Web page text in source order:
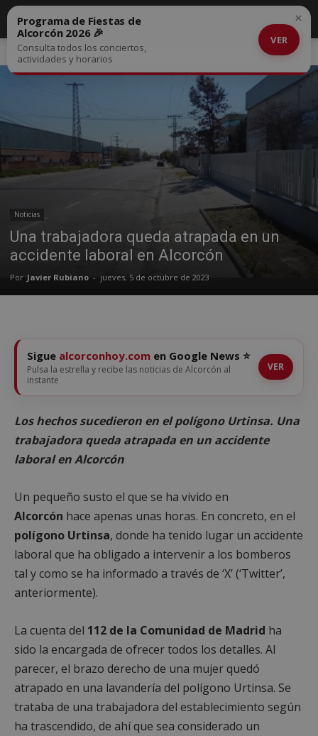
Inicio Noticias
Noticias
Una trabajadora queda atrapada en un
accidente laboral en Alcorcón
Por Javier Rubiano - jueves, 5 de octubre de 2023
Programa de Fiestas de
Alcorcón 2026 🎉
Consulta todos los conciertos,
actividades y horarios
VER
×
Sigue alcorconhoy.com en Google News ⭐
Pulsa la estrella y recibe las noticias de Alcorcón al
instante
VER
Los hechos sucedieron en el polígono Urtinsa. Una
trabajadora queda atrapada en un accidente
laboral en Alcorcón
Un pequeño susto el que se ha vivido en
Alcorcón hace apenas unas horas. En concreto, en el
polígono Urtinsa, donde ha tenido lugar un accidente
laboral que ha obligado a intervenir a los bomberos
tal y como se ha informado a través de ‘X’ (‘Twitter’,
anteriormente).
La cuenta del 112 de la Comunidad de Madrid ha
sido la encargada de ofrecer todos los detalles. Al
parecer, el brazo derecho de una mujer quedó
atrapado en una lavandería del polígono Urtinsa. Se
trataba de una trabajadora del establecimiento según
ha trascendido, de ahí que sea considerado un